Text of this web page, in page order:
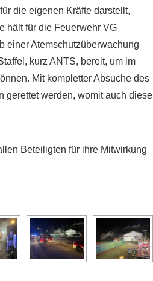
die eigenen Kräfte darstellt,
hält für die Feuerwehr VG
einer Atemschutzüberwachung
kurz ANTS, bereit, um im
Mit kompletter Absuche des
gerettet werden, womit auch diese
Beteiligten für ihre Mitwirkung